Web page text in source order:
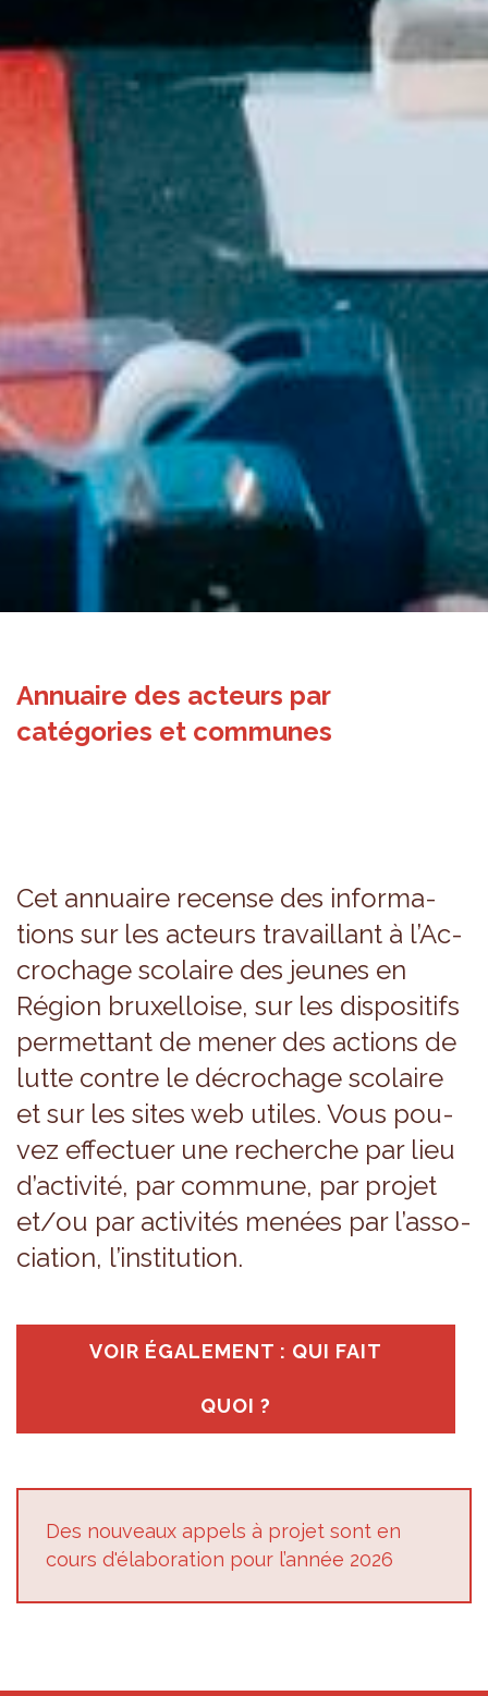
Annuaire des acteurs par
catégories et communes
Cet annuaire recense des infor­ma­
tions sur les acteurs tra­vaillant à l’Ac­
cro­chage sco­laire des jeunes en
Région bruxel­loise, sur les dis­po­si­tifs
per­met­tant de mener des actions de
lutte contre le décro­chage sco­laire
et sur les sites web utiles. Vous pou­
vez effec­tuer une recherche par lieu
d’ac­ti­vité, par com­mune, par pro­jet
et/ou par acti­vi­tés menées par l’as­so­
cia­tion, l’ins­ti­tu­tion.
VOIR ÉGA­LE­MENT : QUI FAIT
QUOI ?
Des nou­veaux appels à pro­jet sont en
cours d'éla­bo­ra­tion pour l’an­née 2026